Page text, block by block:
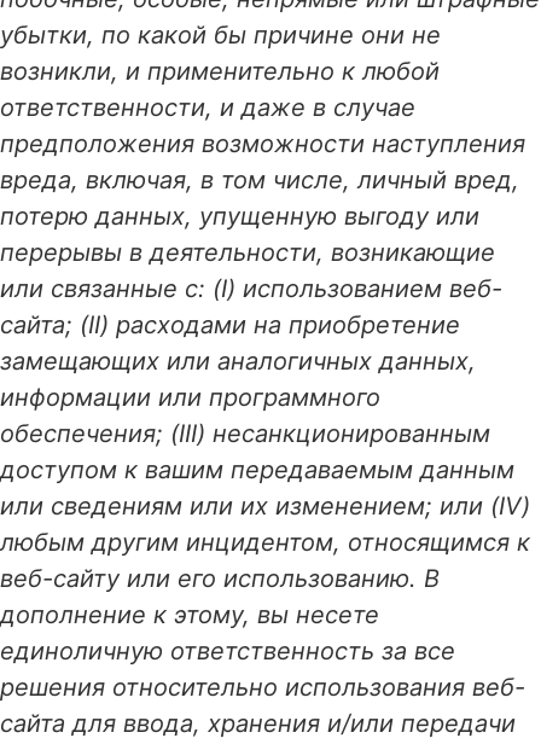
убытки, по какой бы причине они не
возникли, и применительно к любой
ответственности, и даже в случае
предположения возможности наступления
вреда, включая, в том числе, личный вред,
потерю данных, упущенную выгоду или
перерывы в деятельности, возникающие
или связанные с: (I) использованием веб-
сайта; (II) расходами на приобретение
замещающих или аналогичных данных,
информации или программного
обеспечения; (III) несанкционированным
доступом к вашим передаваемым данным
или сведениям или их изменением; или (IV)
любым другим инцидентом, относящимся к
веб-сайту или его использованию. В
дополнение к этому, вы несете
единоличную ответственность за все
решения относительно использования веб-
сайта для ввода, хранения и/или передачи